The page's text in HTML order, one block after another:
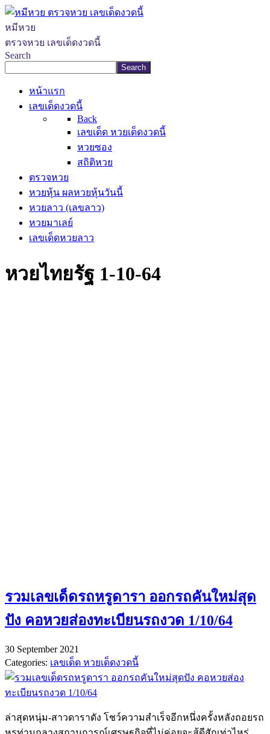
หมีหวย
ตรวจหวย เลขเด็ดงวดนี้
Search
Search
หน้าแรก
เลขเด็ดงวดนี้
Back
เลขเด็ด หวยเด็ดงวดนี้
หวยซอง
สถิติหวย
ตรวจหวย
หวยหุ้น ผลหวยหุ้นวันนี้
หวยลาว (เลขลาว)
หวยมาเลย์
เลขเด็ดหวยลาว
หวยไทยรัฐ 1-10-64
รวมเลขเด็ดรถหรูดารา ออกรถคันใหม่สุด
ปัง คอหวยส่องทะเบียนรถงวด 1/10/64
30 September 2021
Categories: เลขเด็ด หวยเด็ดงวดนี้
ล่าสุดหนุ่ม-สาวดาราดัง โชว์ความสำเร็จอีกหนึ่งครั้งหลังถอยรถ